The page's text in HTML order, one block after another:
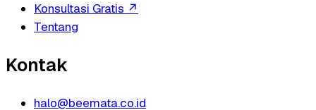
Konsultasi Gratis ↗
Tentang
Kontak
halo@beemata.co.id